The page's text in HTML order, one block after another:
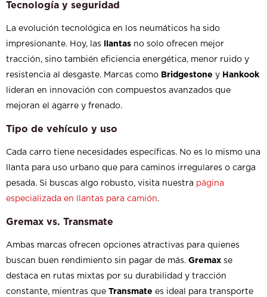
Tecnología y seguridad
La evolución tecnológica en los neumáticos ha sido
impresionante. Hoy, las
llantas no solo ofrecen mejor
tracción, sino también eficiencia energética, menor ruido y
resistencia al desgaste. Marcas como Bridgestone y Hankook
lideran en innovación con compuestos avanzados que
mejoran el agarre y frenado.
Tipo de vehículo y uso
Cada carro tiene necesidades específicas. No es lo mismo una
llanta para uso urbano que para caminos irregulares o carga
pesada. Si buscas algo robusto, visita nuestra página
especializada en llantas para camión.
Gremax vs. Transmate
Ambas marcas ofrecen opciones atractivas para quienes
buscan buen rendimiento sin pagar de más. Gremax se
destaca en rutas mixtas por su durabilidad y tracción
constante, mientras que Transmate es ideal para transporte